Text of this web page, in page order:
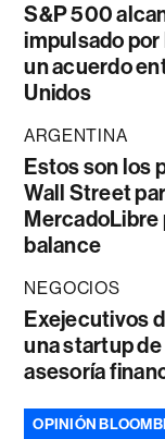
S&P 500
impulsado por
un acuerdo
Unidos
ARGENTINA
Estos son los
Wall Street
MercadoLibre
balance
NEGOCIOS
Exejecutivos
una startup
asesoría
OPINIÓN